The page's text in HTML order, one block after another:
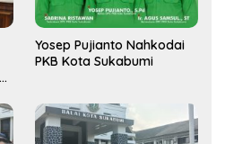
Yosep Pujianto Nahkodai
PKB Kota Sukabumi